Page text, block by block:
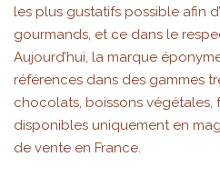
les plus gustatifs possible afin
gourmands, et ce dans le
Aujourd’hui, la marque
références dans des gammes
chocolats, boissons végétales,
disponibles uniquement en
de vente en France.